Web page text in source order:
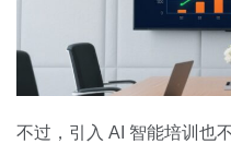
不过，引入 AI 智能培训也